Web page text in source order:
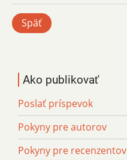
Späť
Ako publikovať
Poslať príspevok
Pokyny pre autorov
Pokyny pre recenzentov